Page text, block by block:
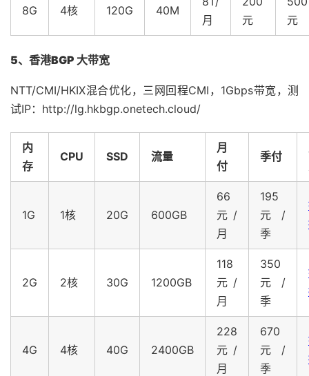
8G 4核 120G 40M
月
元
元
5、香港BGP 大带宽
NTT/CMI/HKIX混合优化，三网回程CMI，1Gbps带宽，测
试IP：http://lg.hkbgp.onetech.cloud/
内
存
CPU SSD 流量
月
付
季付
1G 1核 20G 600GB
66
元/
月
195
元/
季
2G 2核 30G 1200GB
118
元/
月
350
元/
季
4G 4核 40G 2400GB
228
元/
月
670
元/
季